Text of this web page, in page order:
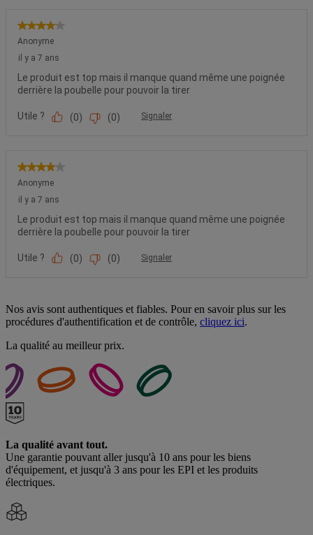
Nos avis sont authentiques et fiables. Pour en savoir plus sur les
procédures d'authentification et de contrôle, cliquez ici.
La qualité au meilleur prix.
La qualité avant tout.
Une garantie pouvant aller jusqu'à 10 ans pour les biens
d'équipement, et jusqu'à 3 ans pour les EPI et les produits
électriques.